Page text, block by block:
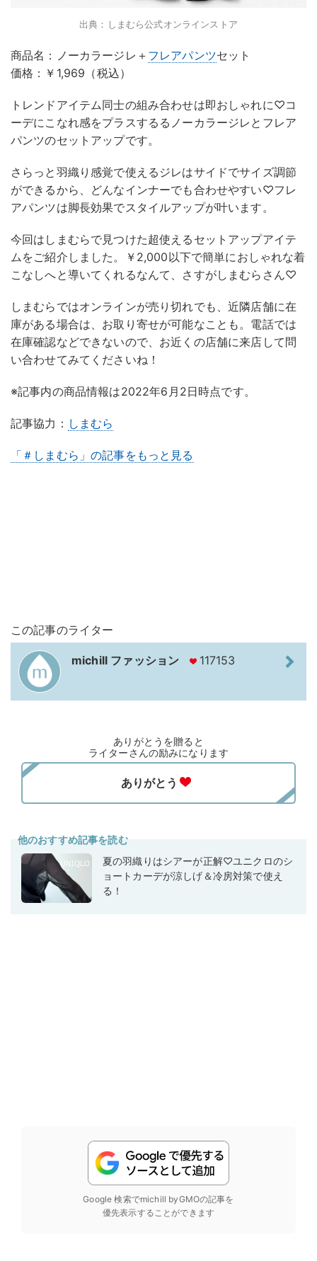
出典：しまむら公式オンラインストア
商品名：ノーカラージレ＋ フレアパンツセット
価格：￥1,969（税込）
トレンドアイテム同士の組み合わせは即おしゃれに♡コ
ーデにこなれ感をプラスするるノーカラージレとフレア
パンツのセットアップです。
さらっと羽織り感覚で使えるジレはサイドでサイズ調節
ができるから、どんなインナーでも合わせやすい♡フレ
アパンツは脚長効果でスタイルアップが叶います。
今回はしまむらで見つけた超使えるセットアップアイテ
ムをご紹介しました。￥2,000以下で簡単におしゃれな着
こなしへと導いてくれるなんて、さすがしまむらさん♡
しまむらではオンラインが売り切れでも、近隣店舗に在
庫がある場合は、お取り寄せが可能なことも。電話では
在庫確認などできないので、お近くの店舗に来店して問
い合わせてみてくださいね！
※記事内の商品情報は2022年6月2日時点です。
記事協力： しまむら
「＃しまむら」の記事をもっと見る
この記事のライター
michill ファッション 117153
ありがとうを贈ると
ライターさんの励みになります
他のおすすめ記事を読む
夏の羽織りはシアーが正解♡ユニクロのシ
ョートカーデが涼しげ＆冷房対策で使え
る！
Google 検索でmichill byGMOの記事を
優先表示することができます